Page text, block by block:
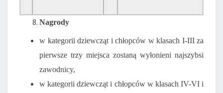
Nagrody
w kategorii dziewcząt i chłopców w klasach I-III za
pierwsze trzy miejsca zostaną wyłonieni najszybsi
zawodnicy,
w kategorii dziewcząt i chłopców w klasach IV-VI i